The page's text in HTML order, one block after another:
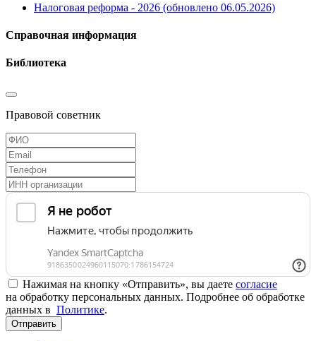
Налоговая реформа - 2026 (обновлено 06.05.2026)
Справочная информация
Библиотека
Правовой советник
Нажимая на кнопку «Отправить», вы даете согласие
на обработку персональных данных. Подробнее об обработке
данных в Политике.
Отправить